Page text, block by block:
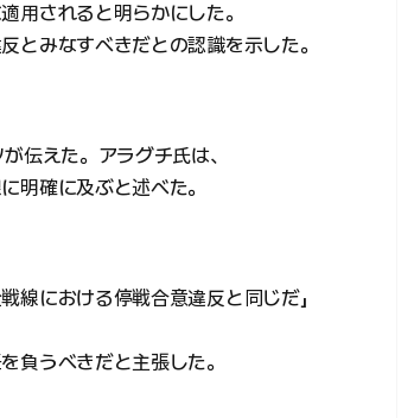
用されると明らかにした。
とみなすべきだとの認識を示した。
伝えた。アラグチ氏は、
明確に及ぶと述べた。
線における停戦合意違反と同じだ」
負うべきだと主張した。